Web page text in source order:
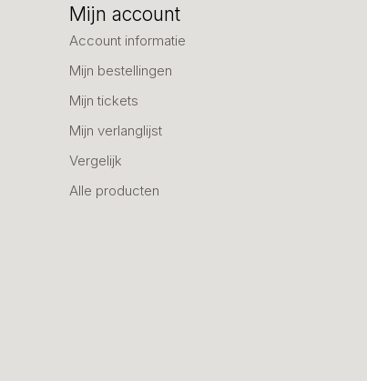
Mijn account
Account informatie
Mijn bestellingen
Mijn tickets
Mijn verlanglijst
Vergelijk
Alle producten